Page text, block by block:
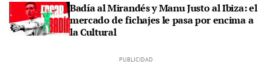
Badía al Mirandés y Manu Justo al Ibiza: el
mercado de fichajes le pasa por encima a
la Cultural